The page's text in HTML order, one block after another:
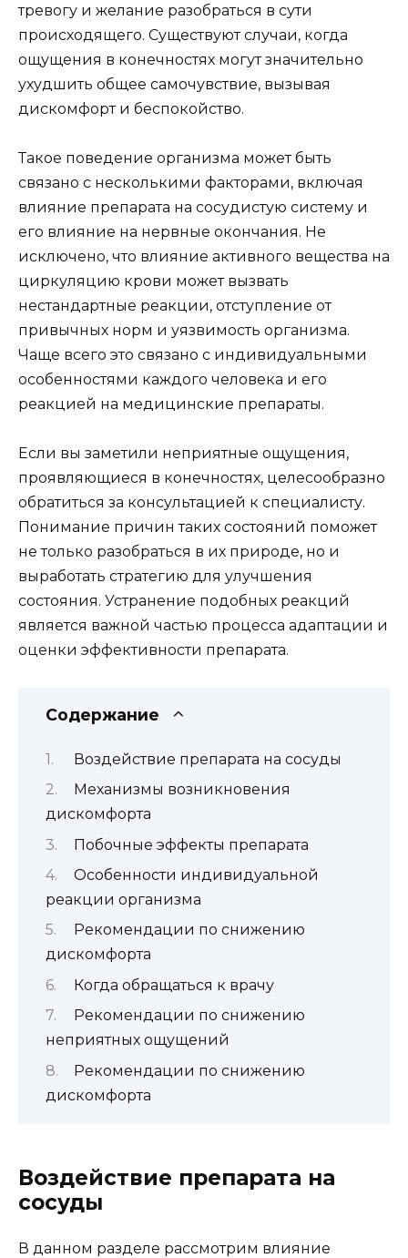
тревогу и желание разобраться в сути
происходящего. Существуют случаи, когда
ощущения в конечностях могут значительно
ухудшить общее самочувствие, вызывая
дискомфорт и беспокойство.
Такое поведение организма может быть
связано с несколькими факторами, включая
влияние препарата на сосудистую систему и
его влияние на нервные окончания. Не
исключено, что влияние активного вещества на
циркуляцию крови может вызвать
нестандартные реакции, отступление от
привычных норм и уязвимость организма.
Чаще всего это связано с индивидуальными
особенностями каждого человека и его
реакцией на медицинские препараты.
Если вы заметили неприятные ощущения,
проявляющиеся в конечностях, целесообразно
обратиться за консультацией к специалисту.
Понимание причин таких состояний поможет
не только разобраться в их природе, но и
выработать стратегию для улучшения
состояния. Устранение подобных реакций
является важной частью процесса адаптации и
оценки эффективности препарата.
Содержание
Воздействие препарата на сосуды
Механизмы возникновения
дискомфорта
Побочные эффекты препарата
Особенности индивидуальной
реакции организма
Рекомендации по снижению
дискомфорта
Когда обращаться к врачу
Рекомендации по снижению
неприятных ощущений
Рекомендации по снижению
дискомфорта
Воздействие препарата на
сосуды
В данном разделе рассмотрим влияние